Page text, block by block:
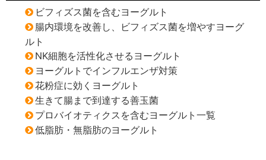
ビフィズス菌を含むヨーグルト
腸内環境を改善し、ビフィズス菌を増やすヨーグ
ルト
NK細胞を活性化させるヨーグルト
ヨーグルトでインフルエンザ対策
花粉症に効くヨーグルト
生きて腸まで到達する善玉菌
プロバイオティクスを含むヨーグルト一覧
低脂肪・無脂肪のヨーグルト